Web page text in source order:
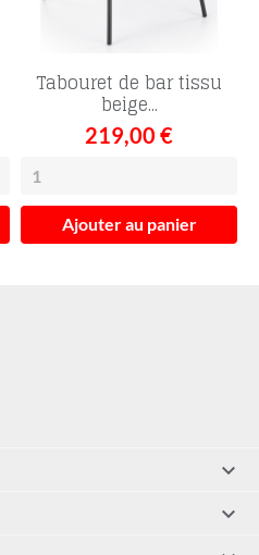
Tabouret de bar tissu
beige...
219,00 €
Ajouter au panier

